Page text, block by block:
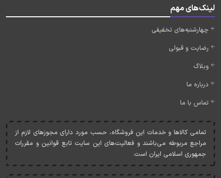
لینک‌های مهم
چهارشنبه‌های تخفیفی
رضایت و قبولی
وبلاگ
درباره ما
تماس با ما
تمامی کالاها و خدمات اين فروشگاه، حسب مورد دارای مجوزهای لازم از
مراجع مربوطه می‌باشند و فعاليت‌های اين سايت تابع قوانين و مقررات
جمهوری اسلامی ايران است.